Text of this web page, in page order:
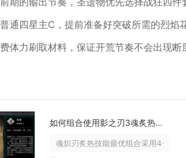
通四星主C，提前准备好突破所需的烈
体力刷取材料，保证开荒节奏不会出现断
如何组合使用影之刃3魂炙热技能
魂炽刃炙热技能最优组合采用4+2短